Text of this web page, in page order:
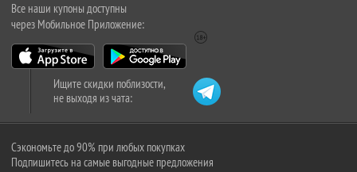
Все наши купоны доступны
через Мобильное Приложение:
Ищите скидки поблизости,
не выходя из чата:
Сэкономьте до 90% при любых покупках
Подпишитесь на самые выгодные предложения